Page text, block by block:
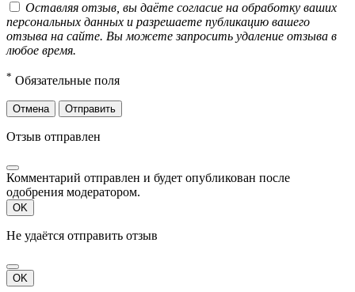
Оставляя отзыв, вы даёте согласие на обработку ваших
персональных данных и разрешаете публикацию вашего
отзыва на сайте. Вы можете запросить удаление отзыва в
любое время.
* Обязательные поля
Отмена Отправить
Отзыв отправлен
Комментарий отправлен и будет опубликован после
одобрения модератором.
OK
Не удаётся отправить отзыв
OK